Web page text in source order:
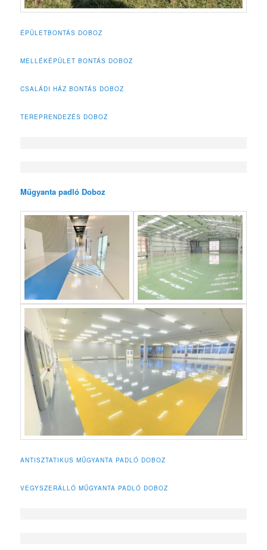
ÉPÜLETBONTÁS DOBOZ
MELLÉKÉPÜLET BONTÁS DOBOZ
CSALÁDI HÁZ BONTÁS DOBOZ
TEREPRENDEZÉS DOBOZ
Műgyanta padló Doboz
ANTISZTATIKUS MŰGYANTA PADLÓ DOBOZ
VEGYSZERÁLLÓ MŰGYANTA PADLÓ DOBOZ